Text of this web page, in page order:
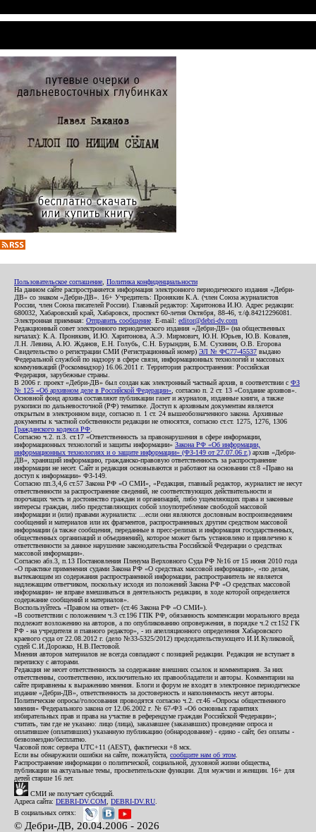
Пользовательское соглашение Политика конфиденциальности
На данном сайте распространяется информация электронного периодического издания «Дебри-
ДВ» со знаком «Дебри-ДВ». 16+ Учредитель: Пронякин К.А. (член Союза журналистов
России, член Союза писателей России). Главный редактор: Харитонова И.Ю. Адрес редакции:
680032, Хабаровский край, Хабаровск, проспект 60-летия Октября, 88-46, т./ф.84212296081.
Электронная приемная: Отправить сообщение . E-mail: editor@debri-dv.com
Редакционный совет электронного периодического издания «Дебри-ДВ» (на общественных
началах): К.А. Пронякин, И.Ю. Харитонова, А.Э. Мирмович, Ю.Н. Юрьев, Ю.В. Ковалев,
Л.Н. Левина, А.Ю. Жданов, Е.Н. Голубь, С.Н. Бурындин, Б.М. Сухинин, О.В. Егорова
Свидетельство о регистрации СМИ (Регистрационный номер) ЭЛ № ФС77-45537 выдано
Федеральной службой по надзору в сфере связи, информационных технологий и массовых
коммуникаций (Роскомнадзор) 16.06.2011 г. Территория распространения: Российская
Федерация, зарубежные страны.
В 2006 г. проект «Дебри-ДВ» был создан как электронный частный архив, в соответствии с ФЗ
№ 125 «Об архивном деле в Российской Федерации» , согласно п. 2 ст. 13 «Создание архивов».
Основной фонд архива составляют публикации газет и журналов, изданные книги, а также
рукописи по дальневосточной (РФ) тематике. Доступ к архивным документам является
открытым в электронном виде, согласно п. 1 ст. 24 вышеобозначенного закона. Архивные
документы к частной собственности редакции не относятся, согласно ст.ст. 1275, 1276, 1306
Гражданского кодекса РФ
Согласно ч.2. п.3. ст.17 «Ответственность за правонарушения в сфере информации,
информационных технологий и защиты информации» Закона РФ «Об информации,
информационных технологиях и о защите информации» (ФЗ-149 от 27.07.06 г.) архив «Дебри-
ДВ», хранящий информацию, гражданско-правовую ответственность за распространение
информации не несет. Сайт и редакция основываются и работают на основании ст.8 «Право на
доступ к информации» ФЗ-149.
Согласно пп.3,4,6 ст.57 Закона РФ «О СМИ», «Редакция, главный редактор, журналист не несут
ответственности за распространение сведений, не соответствующих действительности и
порочащих честь и достоинство граждан и организаций, либо ущемляющих права и законные
интересы граждан, либо представляющих собой злоупотребление свободой массовой
информации и (или) правами журналиста: ...если они являются дословным воспроизведением
сообщений и материалов или их фрагментов, распространенных другим средством массовой
информации (а также сообщения, переданные в пресс-релизах и информация государственных,
общественных организаций и объединений), которое может быть установлено и привлечено к
ответственности за данное нарушение законодательства Российской Федерации о средствах
массовой информации».
Согласно абз.3, п.13 Постановления Пленума Верховного Суда РФ №16 от 15 июня 2010 года
«О практике применения судами Закона РФ «О средствах массовой информации», «по делам,
вытекающим из содержания распространенной информации, распространитель не является
надлежащим ответчиком, поскольку исходя из положений Закона РФ «О средствах массовой
информации» не вправе вмешиваться в деятельность редакции, в ходе которой определяется
содержание сообщений и материалов».
Воспользуйтесь «Правом на ответ» (ст.46 Закона РФ «О СМИ»).
«В соответствии с положением ч.3 ст.196 ГПК РФ, обязанность компенсации морального вреда
подлежит возложению на авторов, а по опубликованию опровержения, в порядке ч.2 ст.152 ГК
РФ - на учредителя и главного редактор», - из апелляционного определения Хабаровского
краевого суда от 22.08.2012 г. (дело №33-5325/2012) председательствующего И.И.Куликовой,
судей С.И.Дорожко, Н.В.Пестовой.
Мнения авторов материалов не всегда совпадают с позицией редакции. Редакция не вступает в
переписку с авторами.
Редакция не несет ответственность за содержание внешних ссылок и комментариев. За них
ответственны, соответственно, исключительно их правообладатели и авторы. Комментарии на
сайте приравнены к выражению мнения. Блоги и форум не входят в электронное периодическое
издание «Дебри-ДВ», ответственность за достоверность и наполняемость несут авторы.
Политические опросы/голосования проводятся согласно ч.2. ст.46 «Опросы общественного
мнения» Федерального закона от 12.06.2002 г. № 67-ФЗ «Об основных гарантиях
избирательных прав и права на участие в референдуме граждан Российской Федерации»;
считать, там где не указано: лицо (лица), заказавшее (заказавших) проведение опроса и
оплатившее (оплативших) указанную публикацию (обнародование) - едино - сайт, без оплаты -
безвозмездно/бесплатно.
Часовой пояс сервера UTC+11 (AEST), фактически +8 мск.
Если вы обнаружили ошибки на сайте, пожалуйста, сообщите нам об этом
Распространение информации о политической, социальной, духовной жизни общества,
публикации на актуальные темы, просветительские функции. Для мужчин и женщин. 16+ для
детей старше 16 лет.
СМИ не получает субсидий.
Адреса сайта: DEBRI-DV.COM DEBRI-DV.RU
В социальных сетях:
© Дебри-ДВ, 20.04.2006 - 2026